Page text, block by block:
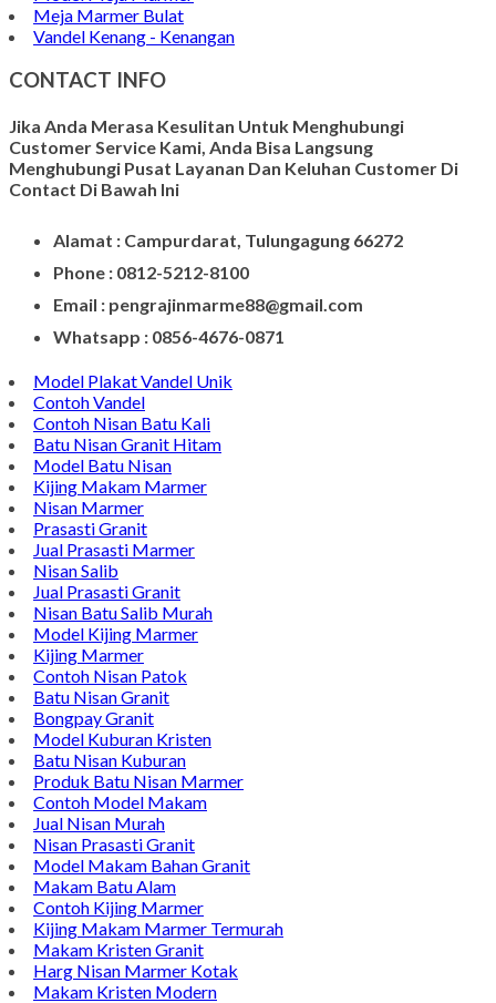
Meja Marmer Bulat
Vandel Kenang - Kenangan
CONTACT INFO
Jika Anda Merasa Kesulitan Untuk Menghubungi
Customer Service Kami, Anda Bisa Langsung
Menghubungi Pusat Layanan Dan Keluhan Customer Di
Contact Di Bawah Ini
Alamat : Campurdarat, Tulungagung 66272
Phone : 0812-5212-8100
Email : pengrajinmarme88@gmail.com
Whatsapp : 0856-4676-0871
Model Plakat Vandel Unik
Contoh Vandel
Contoh Nisan Batu Kali
Batu Nisan Granit Hitam
Model Batu Nisan
Kijing Makam Marmer
Nisan Marmer
Prasasti Granit
Jual Prasasti Marmer
Nisan Salib
Jual Prasasti Granit
Nisan Batu Salib Murah
Model Kijing Marmer
Kijing Marmer
Contoh Nisan Patok
Batu Nisan Granit
Bongpay Granit
Model Kuburan Kristen
Batu Nisan Kuburan
Produk Batu Nisan Marmer
Contoh Model Makam
Jual Nisan Murah
Nisan Prasasti Granit
Model Makam Bahan Granit
Makam Batu Alam
Contoh Kijing Marmer
Kijing Makam Marmer Termurah
Makam Kristen Granit
Harg Nisan Marmer Kotak
Makam Kristen Modern